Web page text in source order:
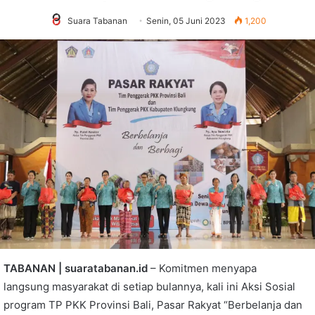
Suara Tabanan Senin, 05 Juni 2023 1,200
TABANAN | suaratabanan.id – Komitmen menyapa
langsung masyarakat di setiap bulannya, kali ini Aksi Sosial
program TP PKK Provinsi Bali, Pasar Rakyat “Berbelanja dan